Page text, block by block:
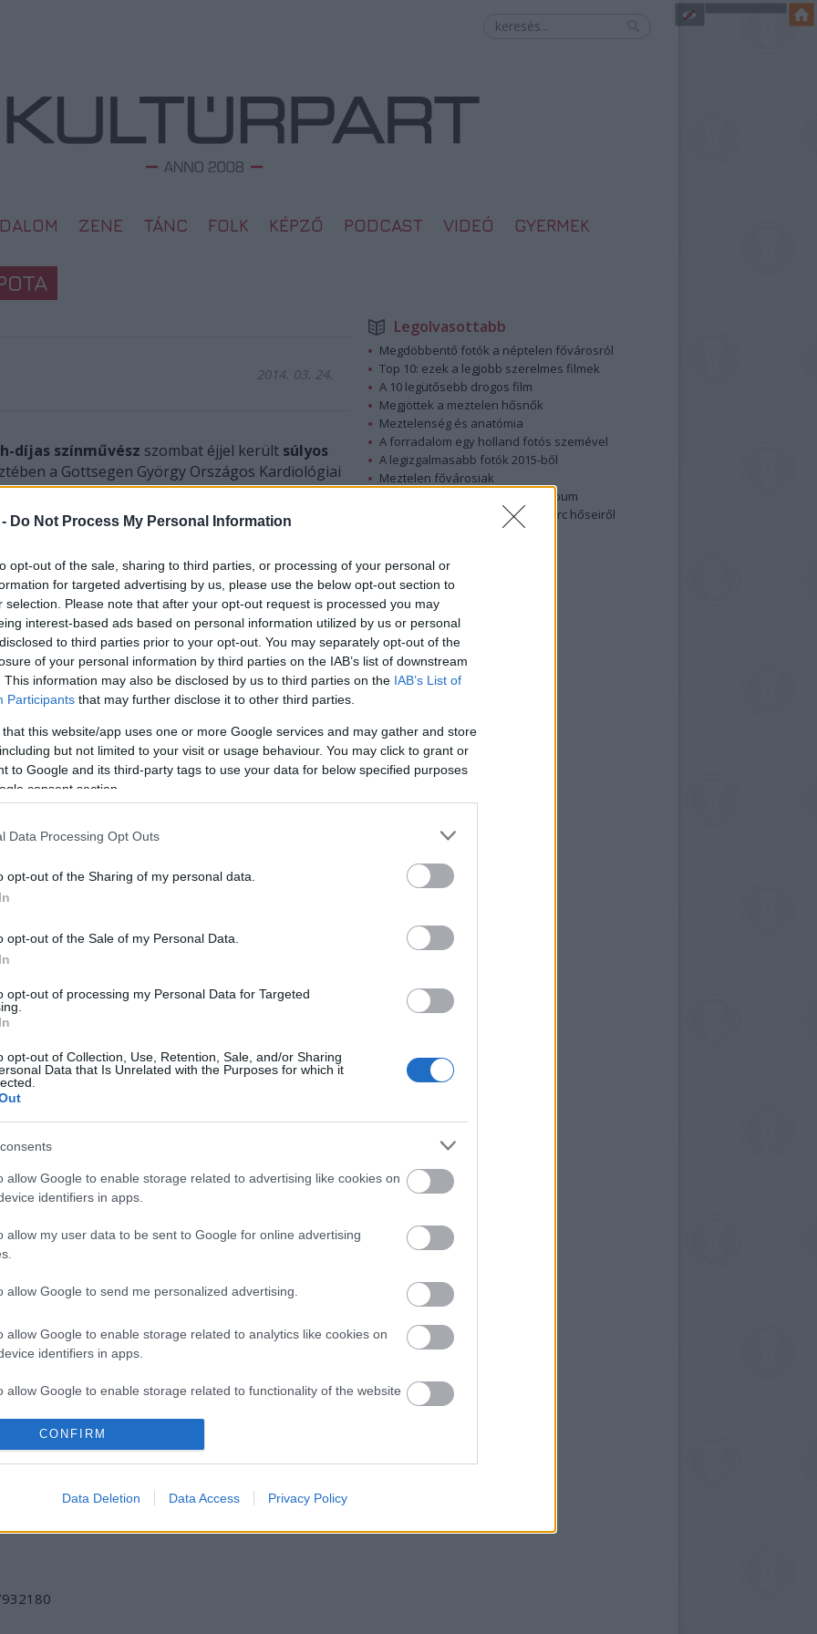
Do Not Process My Personal Information
opt-out of the sale, sharing to third parties, or processing of your personal or
for targeted advertising by us, please use the below opt-out section to
selection. Please note that after your opt-out request is processed you may
interest-based ads based on personal information utilized by us or personal
to third parties prior to your opt-out. You may separately opt-out of the
of your personal information by third parties on the IAB’s list of downstream
This information may also be disclosed by us to third parties on the IAB’s List of
Participants that may further disclose it to other third parties.
that this website/app uses one or more Google services and may gather and store
but not limited to your visit or usage behaviour. You may click to grant or
to Google and its third-party tags to use your data for below specified purposes
consent section.
Data Processing Opt Outs
opt-out of the Sharing of my personal data.
opt-out of the Sale of my Personal Data.
opt-out of processing my Personal Data for Targeted
opt-out of Collection, Use, Retention, Sale, and/or Sharing
Data that Is Unrelated with the Purposes for which it
allow Google to enable storage related to advertising like cookies on
identifiers in apps.
allow my user data to be sent to Google for online advertising
allow Google to send me personalized advertising.
allow Google to enable storage related to analytics like cookies on
identifiers in apps.
allow Google to enable storage related to functionality of the website
allow Google to enable storage related to personalization.
allow Google to enable storage related to security, including
functionality and fraud prevention, and other user protection.
CONFIRM
Data Deletion Data Access Privacy Policy
ZENE TÁNC FOLK KÉPZŐ PODCAST VIDEÓ GYERMEK
2014. 03. 24.
díjas színművész szombat éjjel került súlyos
a Gottsegen György Országos Kardiológiai
György Országos Kardiológiai Intézet
Psota Irén állapotát az azonnali orvosi
MTI / Kovács Tamás
gyógyulásához a számára biztosított nyugalom
kérik a sajtó megértését.
ad Psota Irén állapotáról - tartalmazza a
MUCSI ZOLTÁN
VISSZATÉR –
EGY ÉLETEM
MAGYARORSZÁGON:
ÉRKEZIK A
ERKEL SZÍNHÁZ
BRIT VÍGJÁTÉK A
Legolvasottabb
Megdöbbentő fotók a néptelen fővárosról
Top 10: ezek a legjobb szerelmes filmek
A 10 legütősebb drogos film
Megjöttek a meztelen hősnők
Meztelenség és anatómia
A forradalom egy holland fotós szemével
A legizgalmasabb fotók 2015-ből
Meztelen fővárosiak
Készülőben a nagy meztelen album
Nézd meg a 48-as szabadságharc hőseiről
Hírlevél feliratkozás